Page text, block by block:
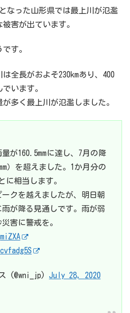
なった山形県では最上川が氾濫
害が出ています。
す。
全長がおよそ230kmあり、400
います。
多く最上川が氾濫しました。
が160.5mmに達し、7月の降
）を超えました。1か月分の
に相当します。
クを越えましたが、明日朝
が降る見通しです。雨が弱
害に警戒を。
(@wni_jp) July 28, 2020